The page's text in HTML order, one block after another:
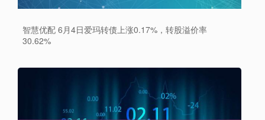
智慧优配 6月4日爱玛转债上涨0.17%，转股溢价率
30.62%